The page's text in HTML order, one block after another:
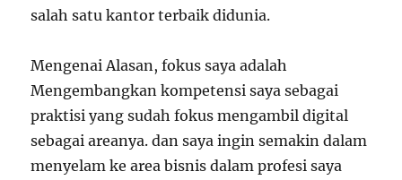
salah satu kantor terbaik didunia.
Mengenai Alasan, fokus saya adalah
Mengembangkan kompetensi saya sebagai
praktisi yang sudah fokus mengambil digital
sebagai areanya. dan saya ingin semakin dalam
menyelam ke area bisnis dalam profesi saya